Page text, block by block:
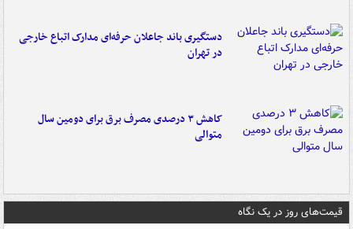
دستگیری باند جاعلان حرفه‌ای مدارک اتباع خارجی
در تهران
کاهش ۳ درصدی مصرف برق برای دومین سال
متوالی
قیمت‌های روز در یک نگاه